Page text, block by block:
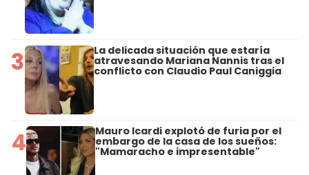
3 La delicada situación que estaría
atravesando Mariana Nannis tras el
conflicto con Claudio Paul Caniggia
4 Mauro Icardi explotó de furia por el
embargo de la casa de los sueños:
"Mamaracho e impresentable"